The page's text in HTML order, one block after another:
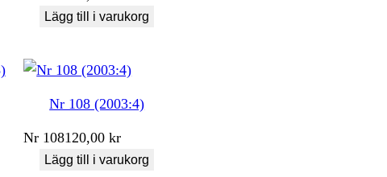
Lägg till i varukorg
Nr 108 (2003:4)
Nr 108120,00kr
Lägg till i varukorg